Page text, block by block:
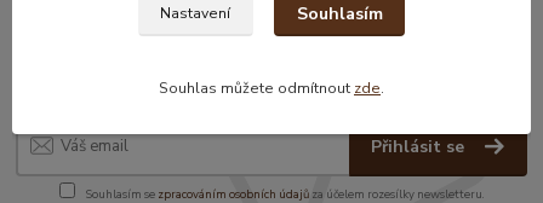
Nepropásněte novinky, akce a
slevy!
Přihlásit se
Souhlasím se zpracováním osobních údajůza účelem rozesílky newsletteru.
Nastavení Souhlasím
Souhlas můžete odmítnout zde.